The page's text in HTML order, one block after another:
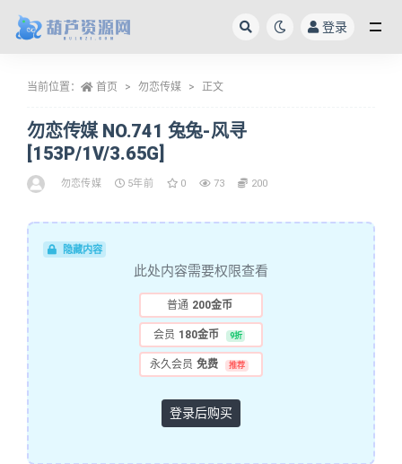
登录
当前位置： 首页 勿恋传媒 正文
勿恋传媒 NO.741 兔兔-风寻
[153P/1V/3.65G]
勿恋传媒 5年前 0 73 200
隐藏内容
此处内容需要权限查看
普通 200金币
会员 180金币 9折
永久会员 免费 推荐
登录后购买